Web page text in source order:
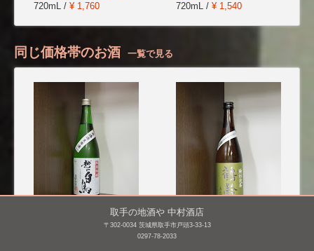
720mL / ¥ 1,760
720mL / ¥ 1,540
同じ価格帯のお酒 一覧で見る
越の白鳥 純米吟醸 仕込
鶴齢 特別純米 美山錦
55% 生原酒 [BY26]
取手の地酒や 中村酒店
〒302-0034 茨城県取手市戸頭3-33-13
0297-78-2033